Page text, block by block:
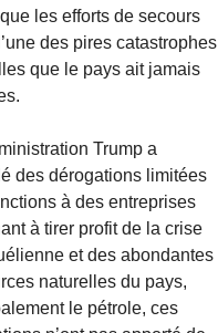
les efforts de secours
des pires catastrophes
que le pays ait jamais
Trump a
des dérogations limitées
à des entreprises
à tirer profit de la crise
et des abondantes
naturelles du pays,
le pétrole, ces